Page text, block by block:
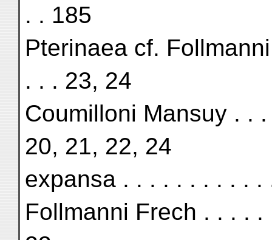
. . 185
Pterinaea cf.
. . . 23, 24
Coumilloni Mansuy . .
20, 21, 22, 24
expansa . . . . . . . . . .
Follmanni Frech . . . .